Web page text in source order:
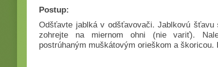
Postup:
Odšťavte jablká v odšťavovači. Jablkovú šťavu
zohrejte na miernom ohni (nie variť).
postrúhaným muškátovým orieškom a škoricou.